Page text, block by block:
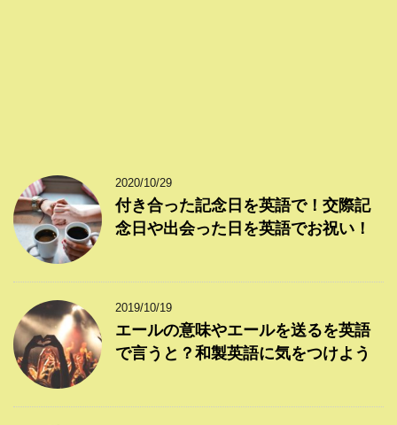
2020/10/29
付き合った記念日を英語で！交際記
念日や出会った日を英語でお祝い！
2019/10/19
エールの意味やエールを送るを英語
で言うと？和製英語に気をつけよう